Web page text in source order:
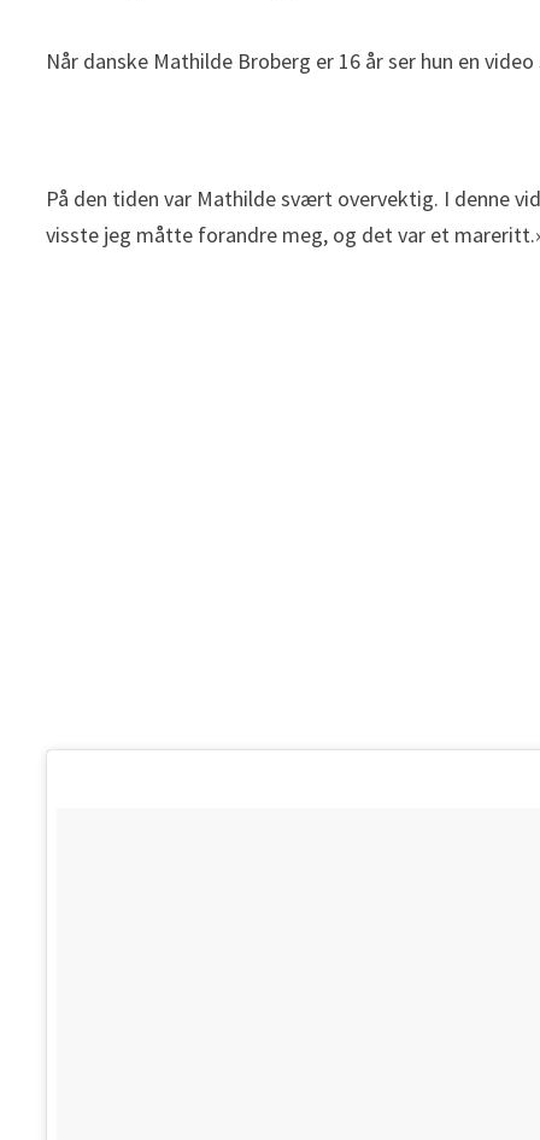
Når danske Mathilde Broberg er 16 år ser hun en
På den tiden var Mathilde svært overvektig. I denne
visste jeg måtte forandre meg, og det var et